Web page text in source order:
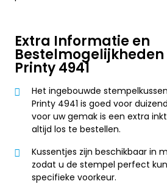
Extra Informatie en
Bestelmogelijkheden
Printy 4941
Het ingebouwde
Printy 4941 is goed voor
voor uw gemak is een extra
altijd los te bestellen.
Kussentjes zijn beschikbaar in
zodat u de stempel perfect
specifieke voorkeur.